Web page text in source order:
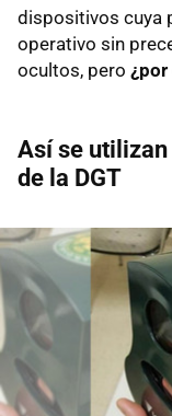
dispositivos cuya
operativo sin
ocultos, pero
Así se
de la DGT